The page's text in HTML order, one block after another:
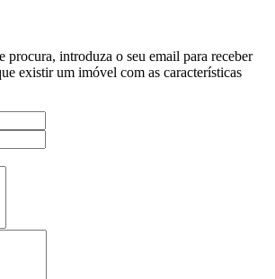
procura, introduza o seu email para receber
existir um imóvel com as características